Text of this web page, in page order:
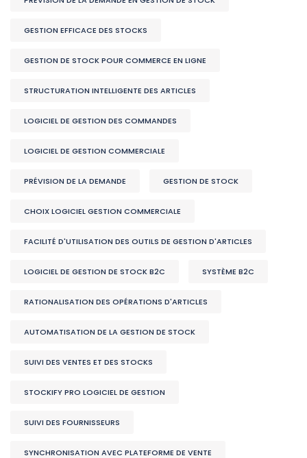
GESTION EFFICACE DES STOCKS
GESTION DE STOCK POUR COMMERCE EN LIGNE
STRUCTURATION INTELLIGENTE DES ARTICLES
LOGICIEL DE GESTION DES COMMANDES
LOGICIEL DE GESTION COMMERCIALE
PRÉVISION DE LA DEMANDE GESTION DE STOCK
CHOIX LOGICIEL GESTION COMMERCIALE
FACILITÉ D'UTILISATION DES OUTILS DE GESTION D'ARTICLES
LOGICIEL DE GESTION DE STOCK B2C SYSTÈME B2C
RATIONALISATION DES OPÉRATIONS D'ARTICLES
AUTOMATISATION DE LA GESTION DE STOCK
SUIVI DES VENTES ET DES STOCKS
STOCKIFY PRO LOGICIEL DE GESTION
SUIVI DES FOURNISSEURS
SYNCHRONISATION AVEC PLATEFORME DE VENTE